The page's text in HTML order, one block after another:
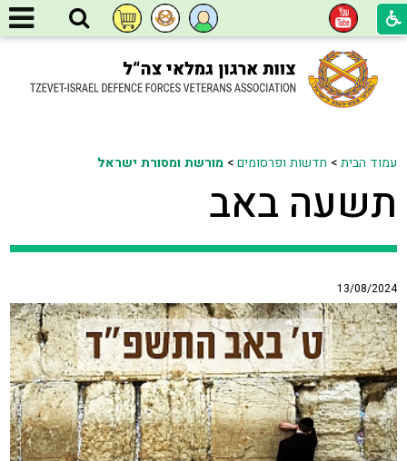
עמוד הבית> חדשות ופרסומים>מורשת ומסורת ישראל
תשעה באב
13/08/2024